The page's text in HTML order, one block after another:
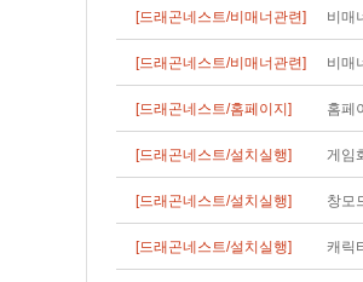
[드래곤네스트/비매너관련] 비매
[드래곤네스트/비매너관련] 비매
[드래곤네스트/홈페이지] 홈페
[드래곤네스트/설치실행] 게임
[드래곤네스트/설치실행] 창모
[드래곤네스트/설치실행] 캐릭